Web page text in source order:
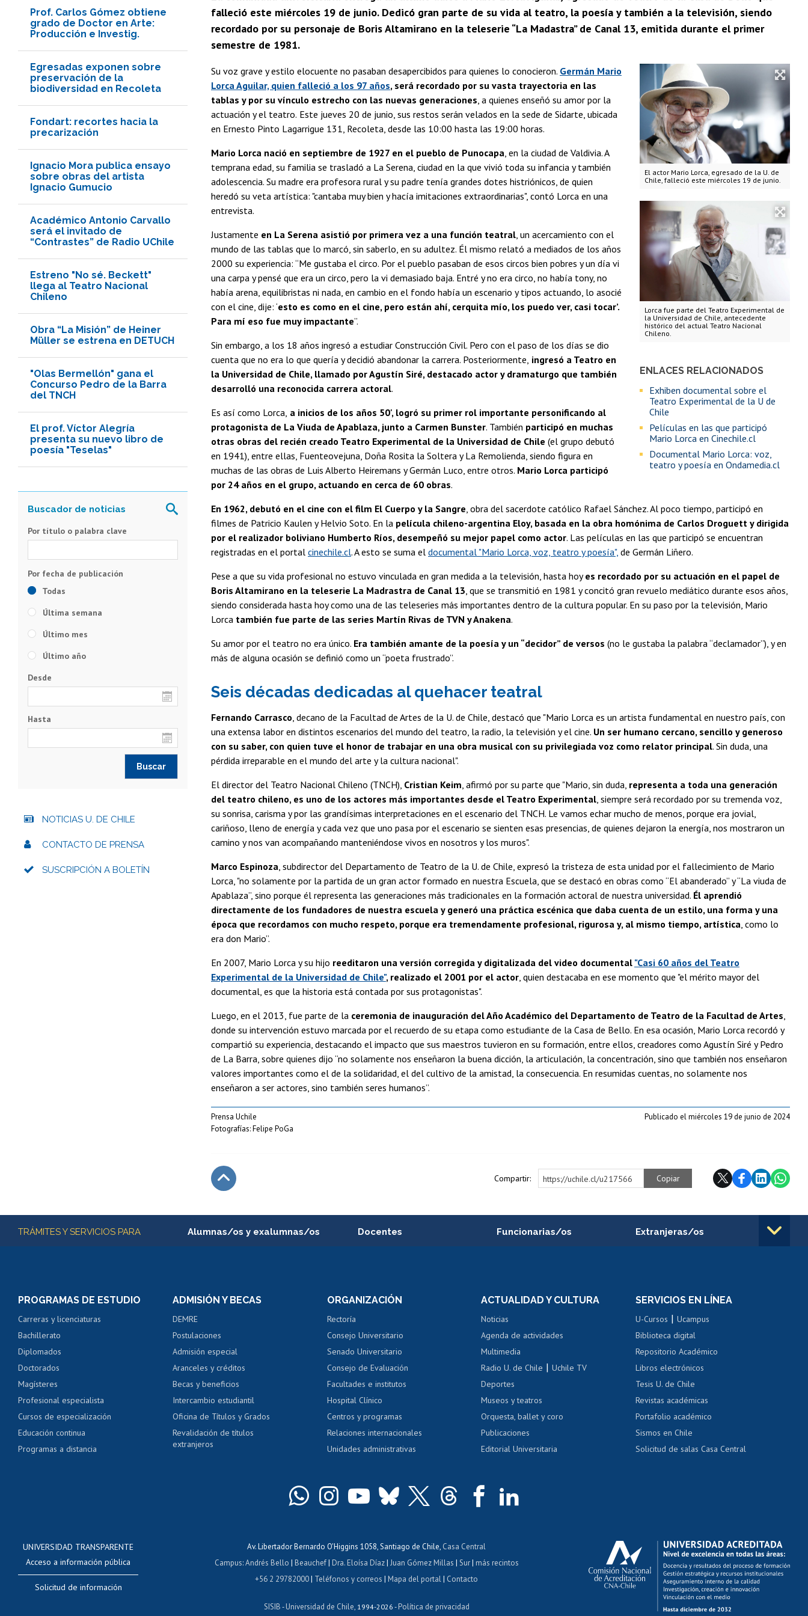
Prof. Carlos Gómez obtiene
grado de Doctor en Arte:
Producción e Investig.
Egresadas exponen sobre
preservación de la
biodiversidad en Recoleta
Fondart: recortes hacia la
precarización
Ignacio Mora publica ensayo
sobre obras del artista
Ignacio Gumucio
Académico Antonio Carvallo
será el invitado de
“Contrastes” de Radio UChile
Estreno "No sé. Beckett"
llega al Teatro Nacional
Chileno
Obra “La Misión” de Heiner
Müller se estrena en DETUCH
"Olas Bermellón" gana el
Concurso Pedro de la Barra
del TNCH
El prof. Víctor Alegría
presenta su nuevo libro de
poesía "Teselas"
falleció este miércoles 19 de junio. Dedicó gran parte de su vida al teatro, la poesía y también a la televisión, siendo
recordado por su personaje de Boris Altamirano en la teleserie “La Madastra” de Canal 13, emitida durante el primer
semestre de 1981.
El actor Mario Lorca, egresado de la U. de
Chile, falleció este miércoles 19 de junio.
Lorca fue parte del Teatro Experimental de
la Universidad de Chile, antecedente
histórico del actual Teatro Nacional
Chileno.
ENLACES RELACIONADOS
Exhiben documental sobre el
Teatro Experimental de la U de
Chile
Películas en las que participó
Mario Lorca en Cinechile.cl
Documental Mario Lorca: voz,
teatro y poesía en Ondamedia.cl
Su voz grave y estilo elocuente no pasaban desapercibidos para quienes lo conocieron. Germán Mario
Lorca Aguilar, quien falleció a los 97 años, será recordado por su vasta trayectoria en las
tablas y por su vínculo estrecho con las nuevas generaciones , a quienes enseñó su amor por la
actuación y el teatro. Este jueves 20 de junio, sus restos serán velados en la sede de Sidarte, ubicada
en Ernesto Pinto Lagarrigue 131, Recoleta, desde las 10:00 hasta las 19:00 horas.
Mario Lorca nació en septiembre de 1927 en el pueblo de Punocapa , en la ciudad de Valdivia. A
temprana edad, su familia se trasladó a La Serena, ciudad en la que vivió toda su infancia y también
adolescencia. Su madre era profesora rural y su padre tenía grandes dotes histriónicos, de quien
heredó su veta artística: "cantaba muy bien y hacía imitaciones extraordinarias", contó Lorca en una
entrevista.
Justamente en La Serena asistió por primera vez a una función teatral , un acercamiento con el
mundo de las tablas que lo marcó, sin saberlo, en su adultez. Él mismo relató a mediados de los años
2000 su experiencia: “Me gustaba el circo. Por el pueblo pasaban de esos circos bien pobres y un día vi
una carpa y pensé que era un circo, pero la vi demasiado baja. Entré y no era circo, no había tony, no
había arena, equilibristas ni nada, en cambio en el fondo había un escenario y tipos actuando, lo asocié
con el cine, dije: ‘esto es como en el cine, pero están ahí, cerquita mío, los puedo ver, casi tocar’.
Para mí eso fue muy impactante”.
Sin embargo, a los 18 años ingresó a estudiar Construcción Civil. Pero con el paso de los días se dio
cuenta que no era lo que quería y decidió abandonar la carrera. Posteriormente, ingresó a Teatro en
la Universidad de Chile, llamado por Agustín Siré, destacado actor y dramaturgo que también
desarrolló una reconocida carrera actoral.
Es así como Lorca, a inicios de los años 50', logró su primer rol importante personificando al
protagonista de La Viuda de Apablaza, junto a Carmen Bunster. También participó en muchas
otras obras del recién creado Teatro Experimental de la Universidad de Chile (el grupo debutó
en 1941), entre ellas, Fuenteovejuna, Doña Rosita la Soltera y La Remolienda, siendo figura en
muchas de las obras de Luis Alberto Heiremans y Germán Luco, entre otros. Mario Lorca participó
por 24 años en el grupo, actuando en cerca de 60 obras.
En 1962, debutó en el cine con el film El Cuerpo y la Sangre , obra del sacerdote católico Rafael Sánchez. Al poco tiempo, participó en
filmes de Patricio Kaulen y Helvio Soto. En la película chileno-argentina Eloy, basada en la obra homónima de Carlos Droguett y dirigida
por el realizador boliviano Humberto Ríos, desempeñó su mejor papel como actor. Las películas en las que participó se encuentran
registradas en el portal cinechile.cl. A esto se suma el documental "Mario Lorca, voz, teatro y poesía", de Germán Liñero.
Pese a que su vida profesional no estuvo vinculada en gran medida a la televisión, hasta hoyes recordado por su actuación en el papel de
Boris Altamirano en la teleserie La Madrastra de Canal 13 , que se transmitió en 1981 y concitó gran revuelo mediático durante esos años,
siendo considerada hasta hoy como una de las teleseries más importantes dentro de la cultura popular. En su paso por la televisión, Mario
Lorca también fue parte de las series Martín Rivas de TVN y Anakena.
Su amor por el teatro no era único. Era también amante de la poesía y un “decidor” de versos (no le gustaba la palabra “declamador”), y en
más de alguna ocasión se definió como un “poeta frustrado”.
Seis décadas dedicadas al quehacer teatral
Fernando Carrasco , decano de la Facultad de Artes de la U. de Chile, destacó que "Mario Lorca es un artista fundamental en nuestro país, con
una extensa labor en distintos escenarios del mundo del teatro, la radio, la televisión y el cine. Un ser humano cercano, sencillo y generoso
con su saber, con quien tuve el honor de trabajar en una obra musical con su privilegiada voz como relator principal. Sin duda, una
pérdida irreparable en el mundo del arte y la cultura nacional".
El director del Teatro Nacional Chileno (TNCH), Cristian Keim , afirmó por su parte que "Mario, sin duda, representa a toda una generación
del teatro chileno, es uno de los actores más importantes desde el Teatro Experimental , siempre será recordado por su tremenda voz,
su sonrisa, carisma y por las grandísimas interpretaciones en el escenario del TNCH. Le vamos echar mucho de menos, porque era jovial,
cariñoso, lleno de energía y cada vez que uno pasa por el escenario se sienten esas presencias, de quienes dejaron la energía, nos mostraron un
camino y nos van acompañando manteniéndose vivos en nosotros y los muros".
Marco Espinoza , subdirector del Departamento de Teatro de la U. de Chile, expresó la tristeza de esta unidad por el fallecimiento de Mario
Lorca, "no solamente por la partida de un gran actor formado en nuestra Escuela, que se destacó en obras como “El abanderado” y “La viuda de
Apablaza”, sino porque él representa las generaciones más tradicionales en la formación actoral de nuestra universidad. Él aprendió
directamente de los fundadores de nuestra escuela y generó una práctica escénica que daba cuenta de un estilo, una forma y una
época que recordamos con mucho respeto, porque era tremendamente profesional, rigurosa y, al mismo tiempo, artística , como lo
era don Mario”.
En 2007, Mario Lorca y su hijo reeditaron una versión corregida y digitalizada del video documental "Casi 60 años del Teatro
Experimental de la Universidad de Chile", realizado el 2001 por el actor , quien destacaba en ese momento que "el mérito mayor del
documental, es que la historia está contada por sus protagonistas".
Luego, en el 2013, fue parte de la ceremonia de inauguración del Año Académico del Departamento de Teatro de la Facultad de Artes
donde su intervención estuvo marcada por el recuerdo de su etapa como estudiante de la Casa de Bello. En esa ocasión, Mario Lorca recordó y
compartió su experiencia, destacando el impacto que sus maestros tuvieron en su formación, entre ellos, creadores como Agustín Siré y Pedro
de La Barra, sobre quienes dijo “no solamente nos enseñaron la buena dicción, la articulación, la concentración, sino que también nos enseñaron
valores importantes como el de la solidaridad, el del cultivo de la amistad, la consecuencia. En resumidas cuentas, no solamente nos
enseñaron a ser actores, sino también seres humanos”.
Prensa Uchile
Fotografías: Felipe PoGa
Publicado el miércoles 19 de junio de 2024
Compartir: https://uchile.cl/u217566 Copiar
Por título o palabra clave
Todas
Última semana
Último mes
Último año
Desde
Hasta
NOTICIAS U. DE CHILE
CONTACTO DE PRENSA
SUSCRIPCIÓN A BOLETÍN
Más información
TRÁMITES Y SERVICIOS PARA Alumnas/os y exalumnas/os
Consulta y certificado de notas
Servicio médico y dental
Pago de arancel y crédito alumnos
Pago de arancel y crédito exalumnos
Certificado de títulos y grados
Docentes
Perfeccionamiento
Evaluación docente
Calificación académica
Postulación al AUCAI
Funcionarias/os
Portal de movilidad interna
Certificado de renta
Certificado de renta
Gestión de correo uchile
Extranjeras/os
Movilidad Estudiantil
Cursos de español
Acoso laboral, sexual y violencia
PROGRAMAS DE ESTUDIO
Carreras y licenciaturas
Bachillerato
Diplomados
Doctorados
Magísteres
Profesional especialista
Cursos de especialización
Educación continua
Programas a distancia
ADMISIÓN Y BECAS
DEMRE
Postulaciones
Admisión especial
Aranceles y créditos
Becas y beneficios
Intercambio estudiantil
Oficina de Títulos y Grados
Revalidación de títulos
extranjeros
ORGANIZACIÓN
Rectoría
Consejo Universitario
Senado Universitario
Consejo de Evaluación
Facultades e institutos
Hospital Clínico
Centros y programas
Relaciones internacionales
Unidades administrativas
ACTUALIDAD Y CULTURA
Noticias
Agenda de actividades
Multimedia
Radio U. de Chile |Uchile TV
Deportes
Museos y teatros
Orquesta, ballet y coro
Publicaciones
Editorial Universitaria
SERVICIOS EN LÍNEA
U-Cursos |Ucampus
Biblioteca digital
Repositorio Académico
Libros electrónicos
Tesis U. de Chile
Revistas académicas
Portafolio académico
Sismos en Chile
Solicitud de salas Casa Central
UNIVERSIDAD TRANSPARENTE
Acceso a información pública
Solicitud de información
Av. Libertador Bernardo O'Higgins 1058, Santiago de Chile, Casa Central
Campus:Andrés Bello | Beauchef| Dra. Eloísa Díaz| Juan Gómez Millas | Sur| más recintos
+56 2 29782000| Teléfonos y correos |Mapa del portal| Contacto
SISIB -Universidad de Chile , 1994-2026 -Política de privacidad